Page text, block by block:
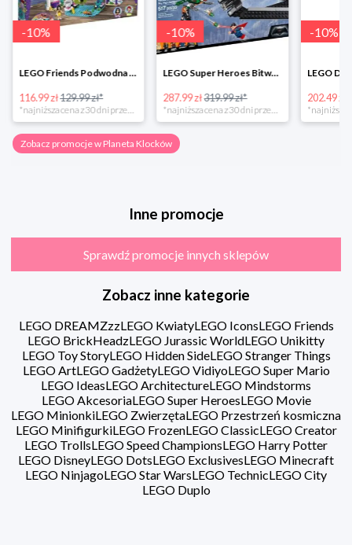
-10%
LEGO Friends Podwodna Frajda w super cenie
116.99 zł129.99 zł*
*najniższa cena z 30 dni przed obniżką
-10%
LEGO Super Heroes Bitwa powietrzna w super cenie
287.99 zł319.99 zł*
-10%
202.49 zł
Zobacz promocje w Planeta Klocków
Inne promocje
Sprawdź promocje innych sklepów
Zobacz inne kategorie
LEGO DREAMZzzLEGO KwiatyLEGO IconsLEGO Friends
LEGO BrickHeadzLEGO Jurassic WorldLEGO Unikitty
LEGO Toy StoryLEGO Hidden SideLEGO Stranger Things
LEGO ArtLEGO GadżetyLEGO VidiyoLEGO Super Mario
LEGO IdeasLEGO ArchitectureLEGO Mindstorms
LEGO AkcesoriaLEGO Super HeroesLEGO Movie
LEGO MinionkiLEGO ZwierzętaLEGO Przestrzeń kosmiczna
LEGO MinifigurkiLEGO FrozenLEGO ClassicLEGO Creator
LEGO TrollsLEGO Speed ChampionsLEGO Harry Potter
LEGO DisneyLEGO DotsLEGO ExclusivesLEGO Minecraft
LEGO NinjagoLEGO Star WarsLEGO TechnicLEGO City
LEGO Duplo